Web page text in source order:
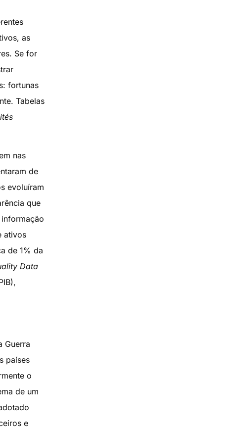
as
Se for
fortunas
Tabelas
nas
de
evoluíram
que
ativos
de 1% da
Data
Guerra
países
o
de um
e